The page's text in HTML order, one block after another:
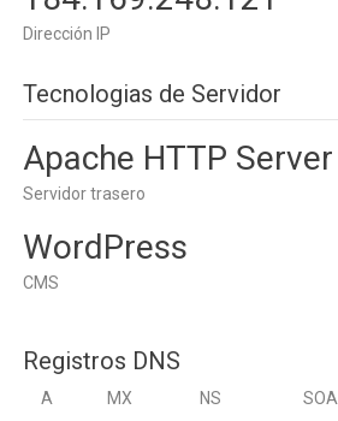
Dirección IP
Tecnologias de Servidor
Apache HTTP Server
Servidor trasero
WordPress
CMS
Registros DNS
A MX NS SOA